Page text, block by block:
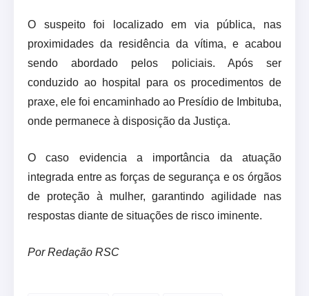
O suspeito foi localizado em via pública, nas
proximidades da residência da vítima, e acabou
sendo abordado pelos policiais. Após ser
conduzido ao hospital para os procedimentos de
praxe, ele foi encaminhado ao Presídio de Imbituba,
onde permanece à disposição da Justiça.
O caso evidencia a importância da atuação
integrada entre as forças de segurança e os órgãos
de proteção à mulher, garantindo agilidade nas
respostas diante de situações de risco iminente.
Por Redação RSC